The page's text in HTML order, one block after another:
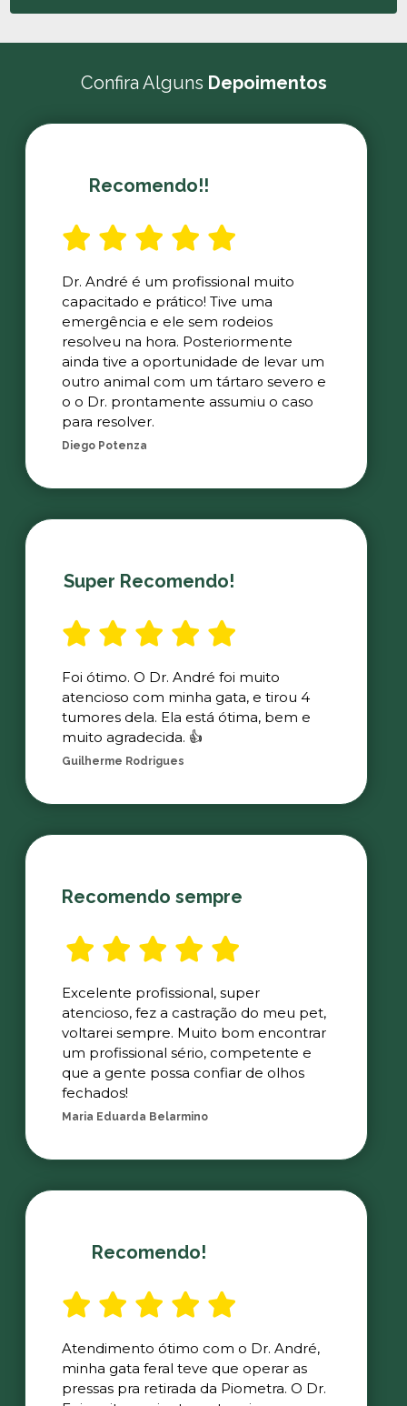
Confira Alguns Depoimentos
Recomendo!!
Dr. André é um profissional muito
capacitado e prático! Tive uma
emergência e ele sem rodeios
resolveu na hora. Posteriormente
ainda tive a oportunidade de levar um
outro animal com um tártaro severo e
o o Dr. prontamente assumiu o caso
para resolver.
Diego Potenza
Super Recomendo!
Foi ótimo. O Dr. André foi muito
atencioso com minha gata, e tirou 4
tumores dela. Ela está ótima, bem e
muito agradecida. 👍
Guilherme Rodrigues
Recomendo sempre
Excelente profissional, super
atencioso, fez a castração do meu pet,
voltarei sempre. Muito bom encontrar
um profissional sério, competente e
que a gente possa confiar de olhos
fechados!
Maria Eduarda Belarmino
Recomendo!
Atendimento ótimo com o Dr. André,
minha gata feral teve que operar as
pressas pra retirada da Piometra. O Dr.